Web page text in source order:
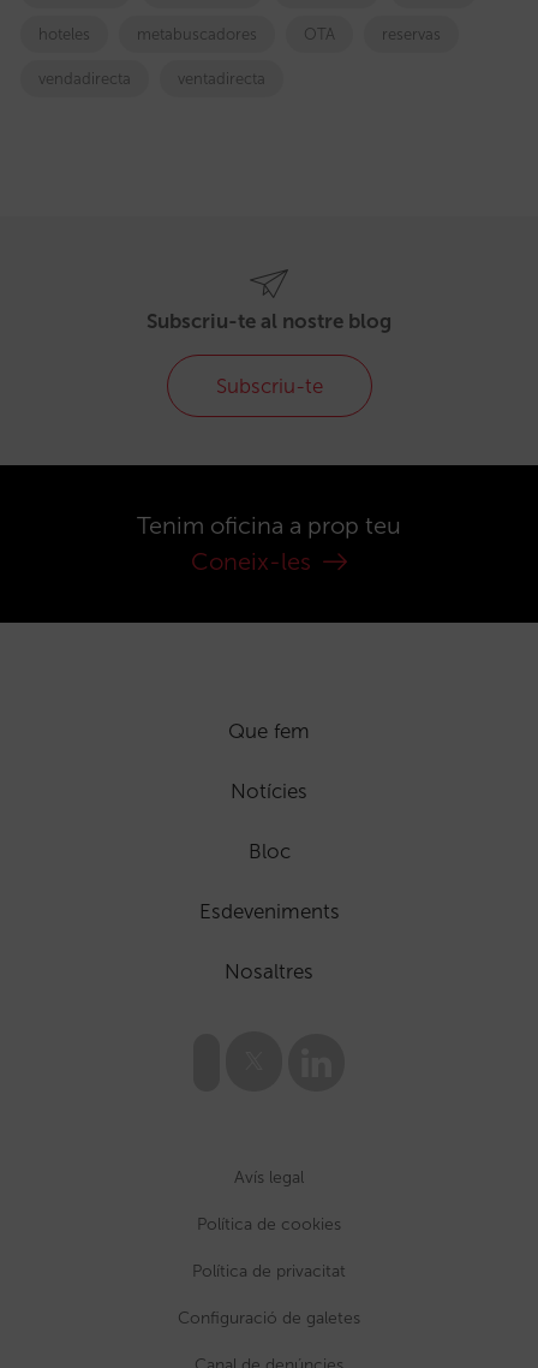
hoteles metabuscadores OTA reservas
vendadirecta ventadirecta
Subscriu-te al nostre blog
Subscriu-te
Tenim oficina a prop teu
Coneix-les
Que fem
Notícies
Bloc
Esdeveniments
Nosaltres
Avís legal
Política de cookies
Política de privacitat
Configuració de galetes